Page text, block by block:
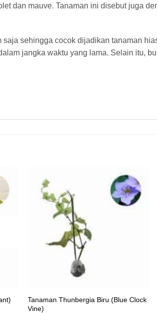
dan mauve. Tanaman ini disebut juga
sehingga cocok dijadikan tanaman
jangka waktu yang lama. Selain itu,
Tanaman Thunbergia Biru (Blue Clock
Vine)